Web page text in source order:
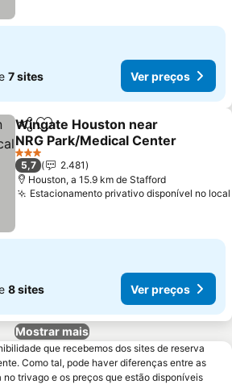
7 sites Ver preços
PartilharAdicionar aos favoritos
Wingate Houston near
NRG Park/Medical Center
Ver preços
3 Estrelas
5,7
2.481
Houston, a 15.9 km de Stafford
Estacionamento privativo disponível no local
8 sites Ver preços
Mostrar mais
que recebemos dos sites de reserva
Como tal, pode haver diferenças entre as
trivago e os preços que estão disponíveis